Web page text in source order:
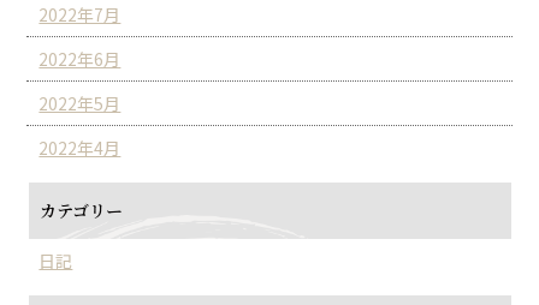
2022年7月
2022年6月
2022年5月
2022年4月
カテゴリー
日記